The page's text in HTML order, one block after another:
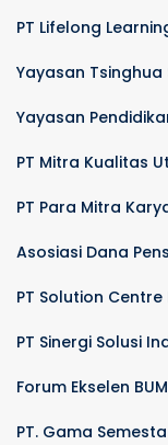
PT Lifelong
Yayasan
Yayasan
PT Mitra Kualitas
PT Para Mitra
Asosiasi Dana
PT Solution
PT Sinergi Solusi
Forum Ekselen
PT. Gama